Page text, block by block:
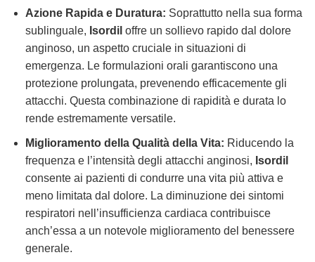
Azione Rapida e Duratura: Soprattutto nella sua forma
sublinguale, Isordil offre un sollievo rapido dal dolore
anginoso, un aspetto cruciale in situazioni di
emergenza. Le formulazioni orali garantiscono una
protezione prolungata, prevenendo efficacemente gli
attacchi. Questa combinazione di rapidità e durata lo
rende estremamente versatile.
Miglioramento della Qualità della Vita: Riducendo la
frequenza e l’intensità degli attacchi anginosi, Isordil
consente ai pazienti di condurre una vita più attiva e
meno limitata dal dolore. La diminuzione dei sintomi
respiratori nell’insufficienza cardiaca contribuisce
anch’essa a un notevole miglioramento del benessere
generale.